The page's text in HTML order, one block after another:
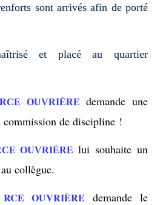
sont arrivés afin de porté
et placé au quartier
RCE OUVRIÈRE
demande une
commission de discipline !
OUVRIÈRE lui souhaite un
collègue.
RCE OUVRIÈRE
demande le